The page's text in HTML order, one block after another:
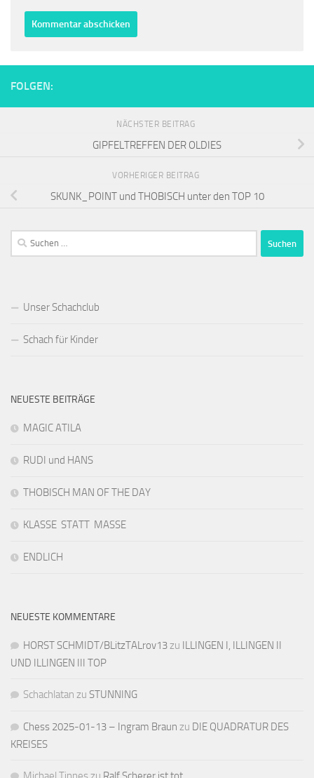
FOLGEN:
NÄCHSTER BEITRAG
GIPFELTREFFEN DER OLDIES
VORHERIGER BEITRAG
SKUNK_POINT und THOBISCH unter den TOP 10
Suchen
nach:
Unser Schachclub
Schach für Kinder
NEUESTE BEITRÄGE
MAGIC ATILA
RUDI und HANS
THOBISCH MAN OF THE DAY
KLASSE STATT MASSE
ENDLICH
NEUESTE KOMMENTARE
HORST SCHMIDT/BLitzTALrov13zu ILLINGEN I, ILLINGEN II
UND ILLINGEN III TOP
Schachlatan zu STUNNING
Chess 2025-01-13 – Ingram Braun zu DIE QUADRATUR DES
KREISES